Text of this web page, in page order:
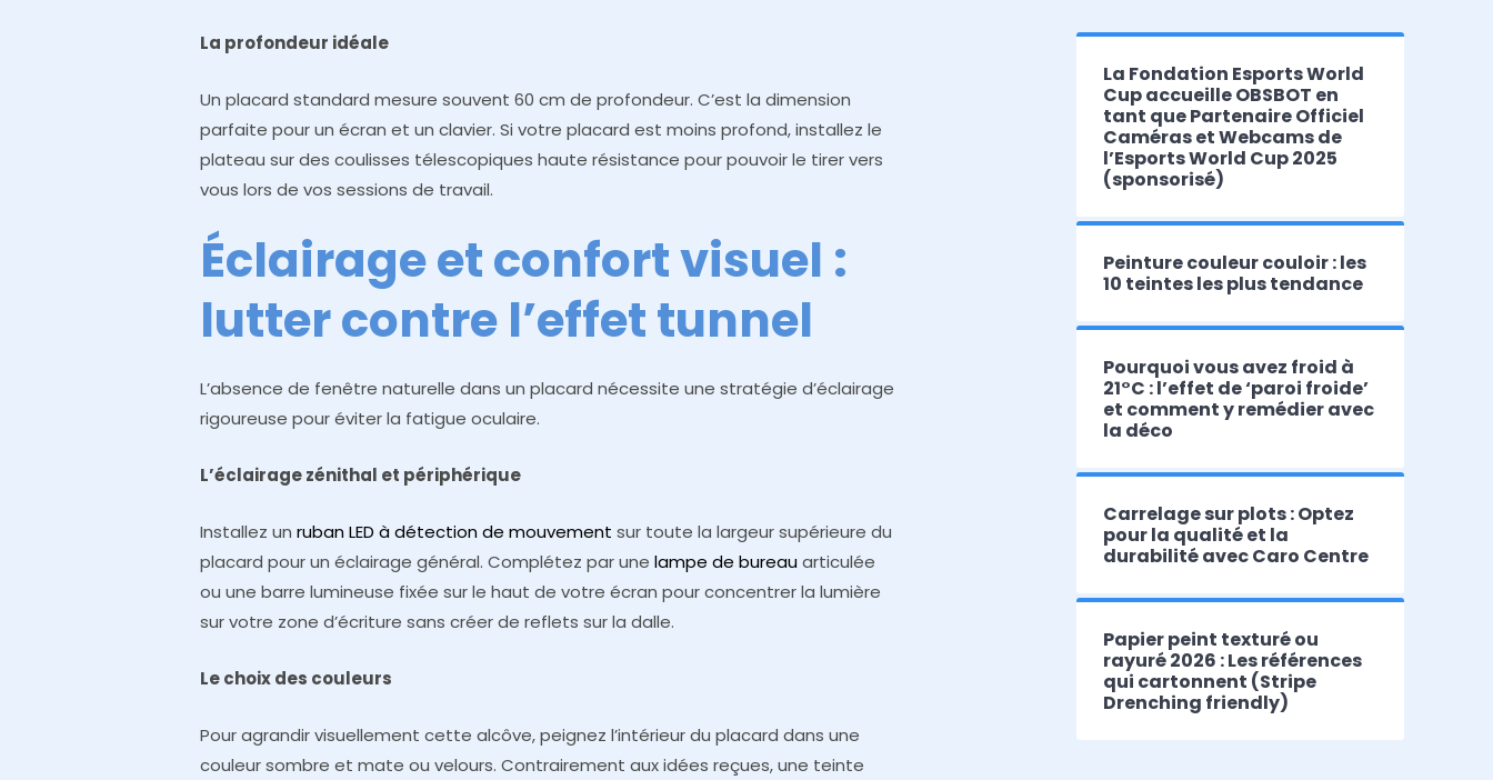
La profondeur idéale
Un placard standard mesure souvent 60 cm de profondeur. C’est la dimension
parfaite pour un écran et un clavier. Si votre placard est moins profond, installez le
plateau sur des coulisses télescopiques haute résistance pour pouvoir le tirer vers
vous lors de vos sessions de travail.
Éclairage et confort visuel :
lutter contre l’effet tunnel
L’absence de fenêtre naturelle dans un placard nécessite une stratégie d’éclairage
rigoureuse pour éviter la fatigue oculaire.
L’éclairage zénithal et périphérique
Installez unruban LED à détection de mouvement sur toute la largeur supérieure du
placard pour un éclairage général. Complétez par unelampe de bureauarticulée
ou une barre lumineuse fixée sur le haut de votre écran pour concentrer la lumière
sur votre zone d’écriture sans créer de reflets sur la dalle.
Le choix des couleurs
Pour agrandir visuellement cette alcôve, peignez l’intérieur du placard dans une
couleur sombre et mate ou velours. Contrairement aux idées reçues, une teinte
La Fondation Esports World
Cup accueille OBSBOT en
tant que Partenaire Officiel
Caméras et Webcams de
l’Esports World Cup 2025
(sponsorisé)
Peinture couleur couloir : les
10 teintes les plus tendance
Pourquoi vous avez froid à
21°C : l’effet de ‘paroi froide’
et comment y remédier avec
la déco
Carrelage sur plots : Optez
pour la qualité et la
durabilité avec Caro Centre
Papier peint texturé ou
rayuré 2026 : Les références
qui cartonnent (Stripe
Drenching friendly)